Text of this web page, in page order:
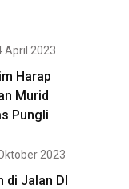
April 2023
Harap
Murid
Pungli
2023
di Jalan DI